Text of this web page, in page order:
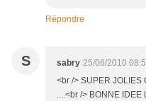
Répondre
S sabry 25/06/2010
<br /> SUPER JOLIES
....<br /> BONNE IDEE